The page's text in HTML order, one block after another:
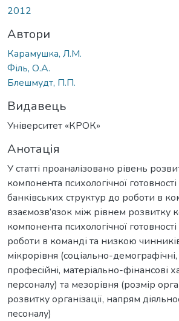
2012
Автори
Карамушка, Л.М.
Філь, О.А.
Блешмудт, П.П.
Видавець
Університет «КРОК»
Анотація
У статті проаналізовано рівень
компонента психологічної
банківських структур до роботи в
взаємозв’язок між рівнем розвитку
компонента психологічної
роботи в команді та низкою
мікрорівня (соціально-
професійні, матеріально-фінансові
персоналу) та мезорівня (розмір
розвитку організації, напрям
песоналу)